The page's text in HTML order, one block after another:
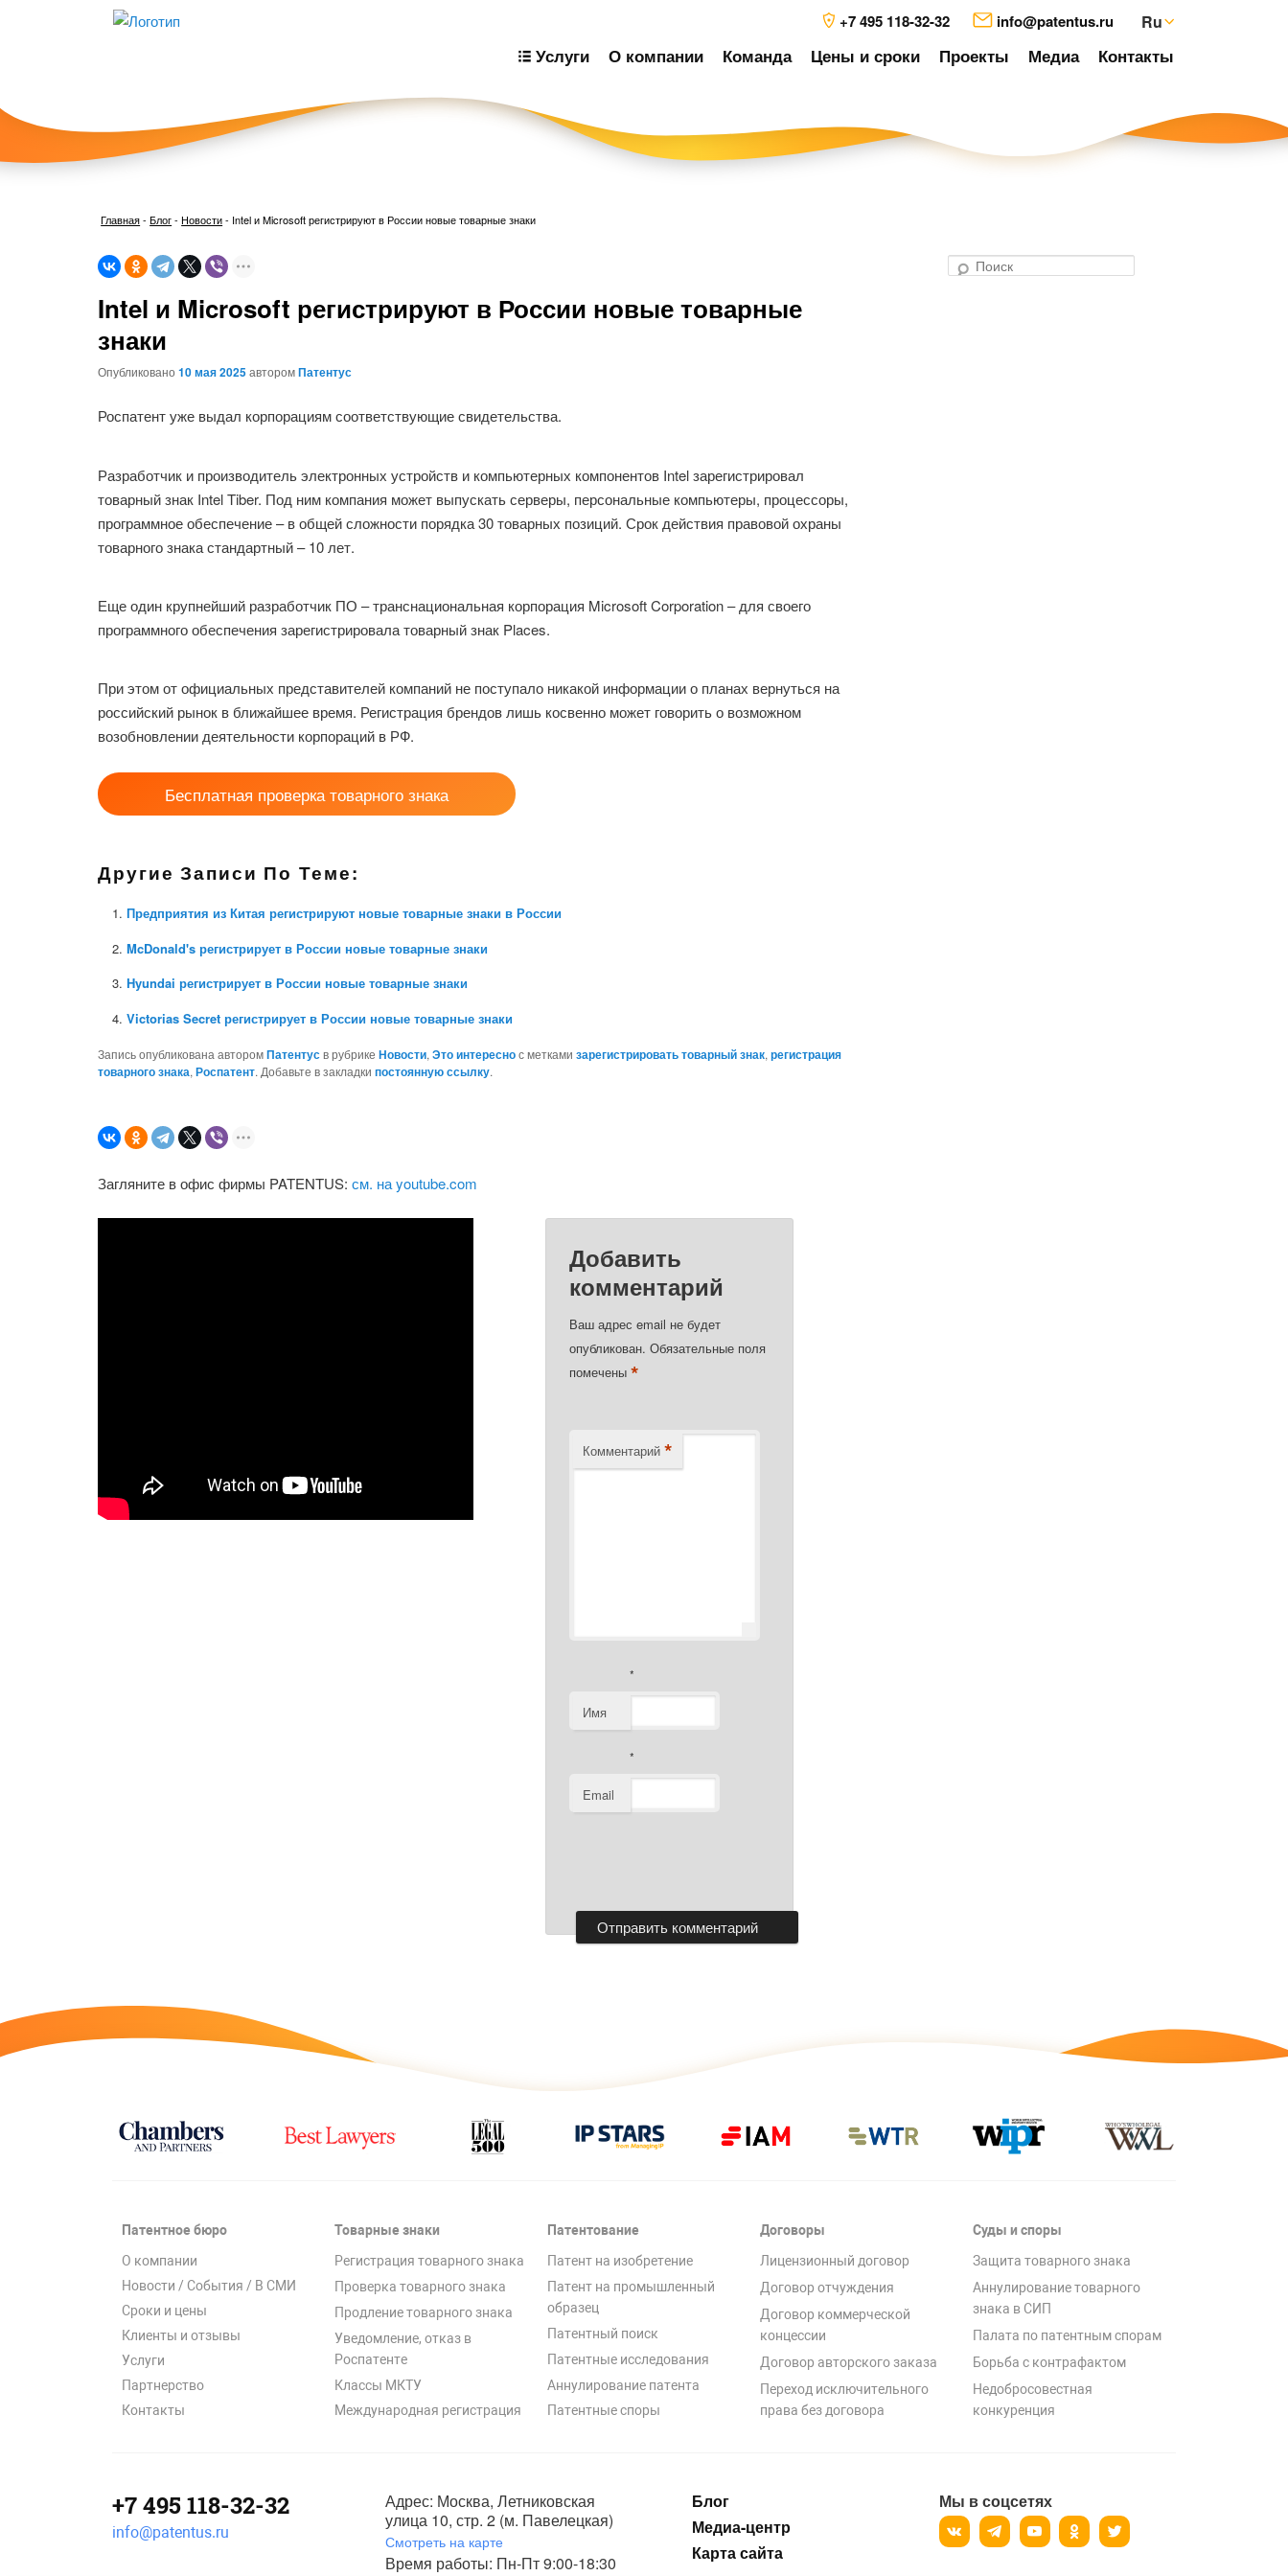
+7 495 118-32-32 info@patentus.ru Ru
Услуги О компании Команда Цены и сроки Проекты Медиа Контакты
Главная-Блог- Новости- Intel и Microsoft регистрируют в России новые товарные знаки
Intel и Microsoft регистрируют в России новые товарные
знаки
Опубликовано10 мая 2025авторомПатентус
Роспатент уже выдал корпорациям соответствующие свидетельства.
Разработчик и производитель электронных устройств и компьютерных компонентов Intel зарегистрировал
товарный знак Intel Tiber. Под ним компания может выпускать серверы, персональные компьютеры, процессоры,
программное обеспечение – в общей сложности порядка 30 товарных позиций. Срок действия правовой охраны
товарного знака стандартный – 10 лет.
Еще один крупнейший разработчик ПО – транснациональная корпорация Microsoft Corporation – для своего
программного обеспечения зарегистрировала товарный знак Places.
При этом от официальных представителей компаний не поступало никакой информации о планах вернуться на
российский рынок в ближайшее время. Регистрация брендов лишь косвенно может говорить о возможном
возобновлении деятельности корпораций в РФ.
Бесплатная проверка товарного знака
Другие Записи По Теме:
Предприятия из Китая регистрируют новые товарные знаки в России
McDonald's регистрирует в России новые товарные знаки
Hyundai регистрирует в России новые товарные знаки
Victorias Secret регистрирует в России новые товарные знаки
Запись опубликована авторомПатентусв рубрикеНовости,Это интереснос меткамизарегистрировать товарный знак,регистрация
товарного знака,Роспатент. Добавьте в закладкипостоянную ссылку.
Загляните в офис фирмы PATENTUS:см. на youtube.com
Добавить
комментарий
Ваш адрес email не будет
опубликован. Обязательные поля
помечены*
Комментарий *
Имя
*
Email
*
Патентное бюро
О компании
Новости / События / В СМИ
Сроки и цены
Клиенты и отзывы
Услуги
Партнерство
Контакты
Товарные знаки
Регистрация товарного знака
Проверка товарного знака
Продление товарного знака
Уведомление, отказ в
Роспатенте
Классы МКТУ
Международная регистрация
Патентование
Патент на изобретение
Патент на промышленный
образец
Патентный поиск
Патентные исследования
Аннулирование патента
Патентные споры
Договоры
Лицензионный договор
Договор отчуждения
Договор коммерческой
концессии
Договор авторского заказа
Переход исключительного
права без договора
Суды и споры
Защита товарного знака
Аннулирование товарного
знака в СИП
Палата по патентным спорам
Борьба с контрафактом
Недобросовестная
конкуренция
+7 495 118-32-32
info@patentus.ru
Адрес: Москва, Летниковская
улица 10, стр. 2 (м. Павелецкая)
Смотреть на карте
Время работы: Пн-Пт 9:00-18:30
Блог
Медиа-центр
Карта сайта
Мы в соцсетях